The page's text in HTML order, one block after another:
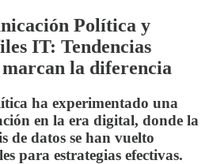
Política y
IT: Tendencias
la diferencia
ha experimentado una
en la era digital, donde la
de datos se han vuelto
para estrategias efectivas.